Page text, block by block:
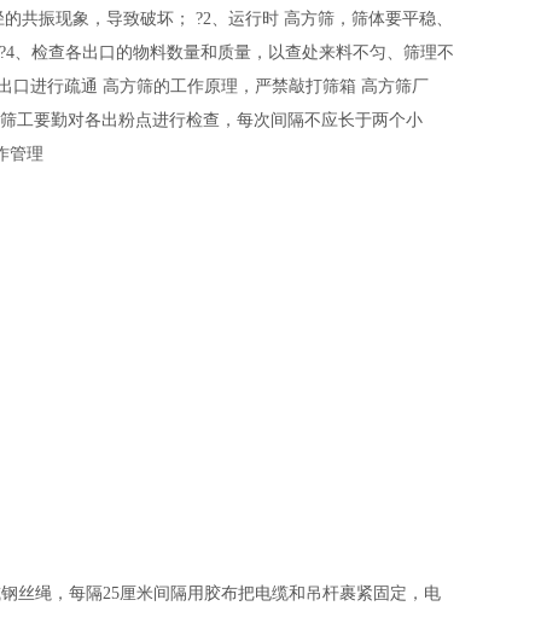
共振现象，导致破坏； ?2、运行时 高方筛，筛体要平稳、
、检查各出口的物料数量和质量，以查处来料不匀、筛理不
口进行疏通 高方筛的工作原理，严禁敲打筛箱 高方筛厂
工要勤对各出粉点进行检查，每次间隔不应长于两个小
管理
丝绳，每隔25厘米间隔用胶布把电缆和吊杆裹紧固定，电